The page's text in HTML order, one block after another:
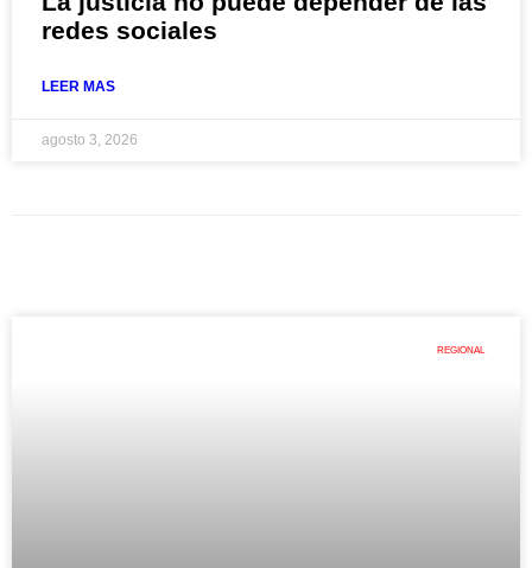
redes sociales
LEER MAS
agosto 3, 2026
REGIONAL